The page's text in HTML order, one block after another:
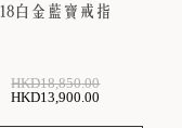
18白金藍寶戒指
HKD18,850.00
HKD13,900 .00